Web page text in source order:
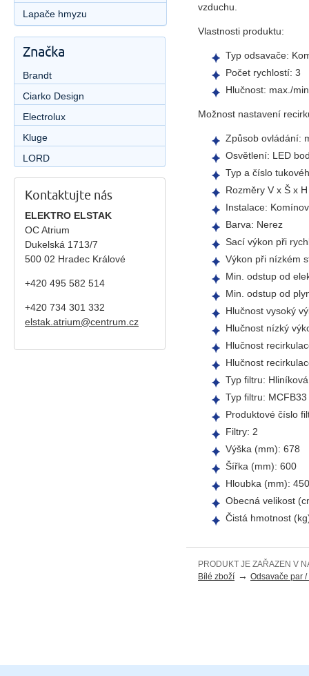
vzduchu.
Vlastnosti produktu:
Typ odsavače:
Počet rychlostí: 3
Hlučnost: max./
Možnost nastavení
Způsob ovládání:
Osvětlení: LED
Typ a číslo
Rozměry V x Š x
Instalace:
Barva: Nerez
Sací výkon při
Výkon při nízkém
Min. odstup od
Min. odstup od
Hlučnost vysoký
Hlučnost nízký
Hlučnost
Hlučnost
Typ filtru:
Typ filtru: MCFB33
Produktové číslo
Filtry: 2
Výška (mm): 678
Šířka (mm): 600
Hloubka (mm): 450
Obecná velikost
Čistá hmotnost
PRODUKT JE ZAŘAZEN V
Bílé zboží → Odsavače par
Lapače hmyzu
Značka
Brandt
Ciarko Design
Electrolux
Kluge
LORD
Kontaktujte nás
ELEKTRO ELSTAK
OC Atrium
Dukelská 1713/7
500 02 Hradec Králové
+420 495 582 514
+420 734 301 332
elstak.atrium@centrum.cz